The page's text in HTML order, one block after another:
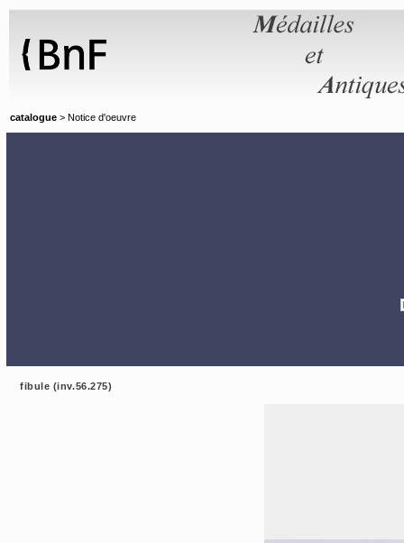
catalogue > Notice d'oeuvre
fibule (inv.56.275)